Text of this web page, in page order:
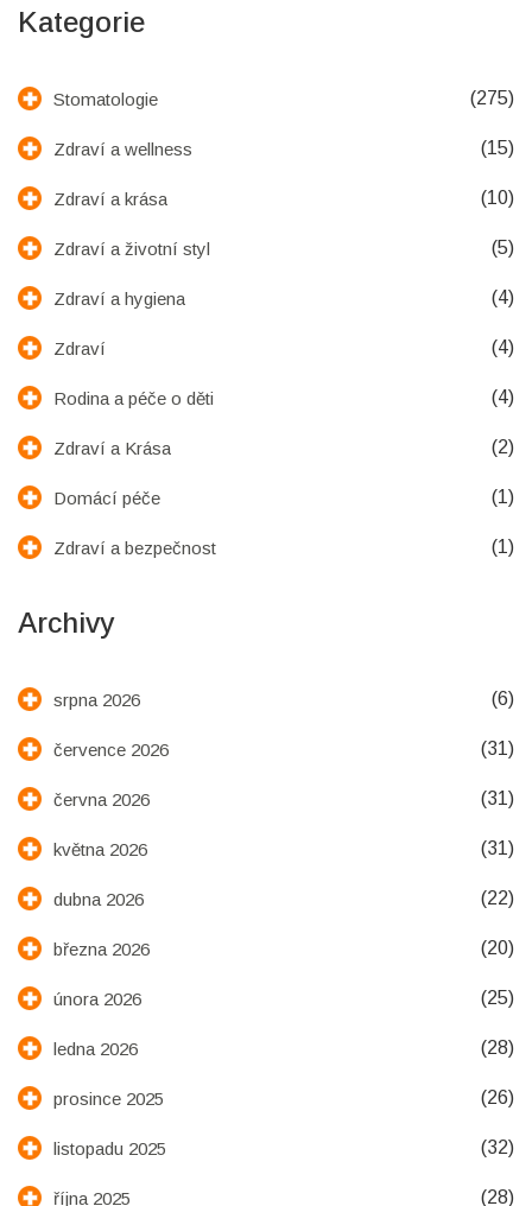
Kategorie
Stomatologie (275)
Zdraví a wellness (15)
Zdraví a krása (10)
Zdraví a životní styl (5)
Zdraví a hygiena (4)
Zdraví (4)
Rodina a péče o děti (4)
Zdraví a Krása (2)
Domácí péče (1)
Zdraví a bezpečnost (1)
Archivy
srpna 2026 (6)
července 2026 (31)
června 2026 (31)
května 2026 (31)
dubna 2026 (22)
března 2026 (20)
února 2026 (25)
ledna 2026 (28)
prosince 2025 (26)
listopadu 2025 (32)
října 2025 (28)